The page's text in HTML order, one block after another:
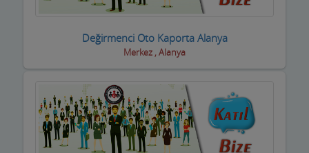
Değirmenci Oto Kaporta Alanya
Merkez , Alanya